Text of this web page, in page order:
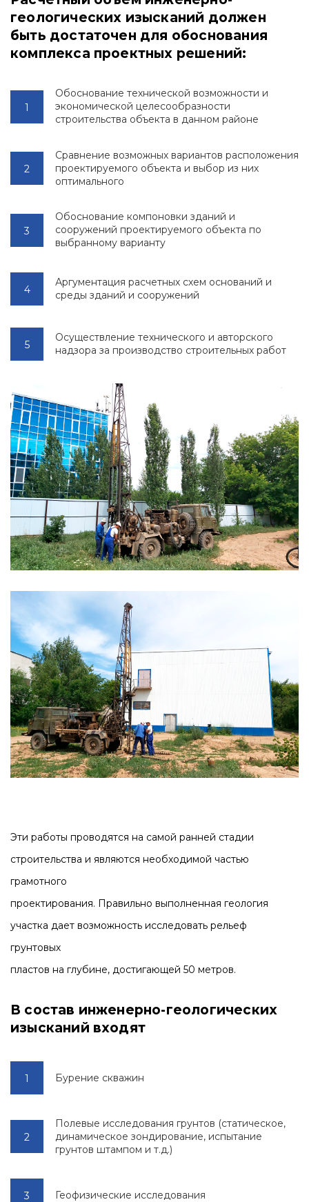
геологических изысканий должен
быть достаточен для обоснования
комплекса проектных решений:
Обоснование технической возможности и
экономической целесообразности
строительства объекта в данном районе
Сравнение возможных вариантов расположения
проектируемого объекта и выбор из них
оптимального
Обоснование компоновки зданий и
сооружений проектируемого объекта по
выбранному варианту
Аргументация расчетных схем оснований и
среды зданий и сооружений
Осуществление технического и авторского
надзора за производство строительных работ
Эти работы проводятся на самой ранней стадии
строительства и являются необходимой частью
грамотного
проектирования. Правильно выполненная геология
участка дает возможность исследовать рельеф
грунтовых
пластов на глубине, достигающей 50 метров.
В состав инженерно-геологических
изысканий входят
Бурение скважин
Полевые исследования грунтов (статическое,
динамическое зондирование, испытание
грунтов штампом и т.д.)
Геофизические исследования